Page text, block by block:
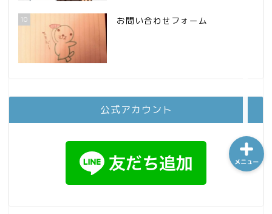
10 お問い合わせフォーム
公式アカウント
メニュー
シーケンス制御